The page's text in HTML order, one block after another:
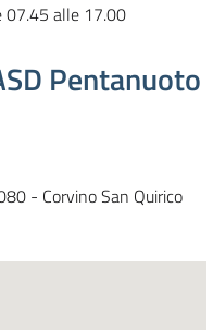
alle 17.00
Pentanuoto
- Corvino San Quirico